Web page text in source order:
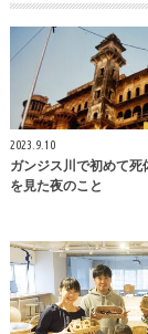
2023.9.10
ガンジス川で初めて死
を見た夜のこと